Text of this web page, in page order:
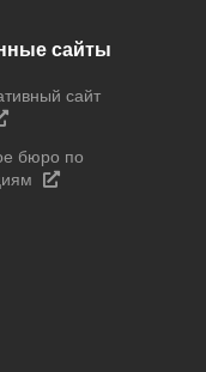
сайты
сайт
бюро по